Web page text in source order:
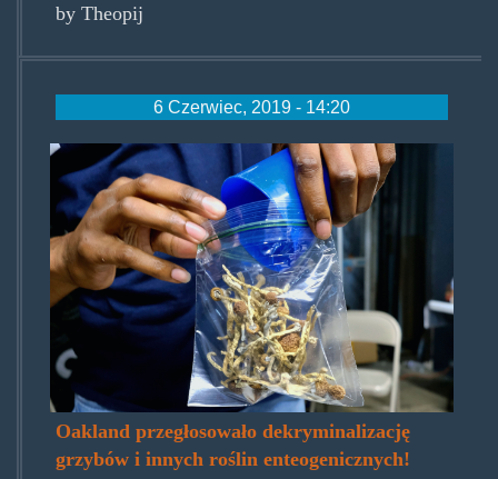
by Theopij
6 Czerwiec, 2019 - 14:20
magic-
mushrooms-
oakland.jpg
Oakland przegłosowało dekryminalizację
grzybów i innych roślin enteogenicznych!